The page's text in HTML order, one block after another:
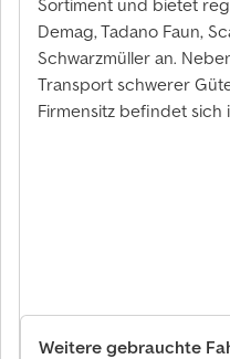
Sortiment und bietet
Demag, Tadano Faun,
Schwarzmüller an.
Transport schwerer
Firmensitz befindet sich
Weitere gebrauchte